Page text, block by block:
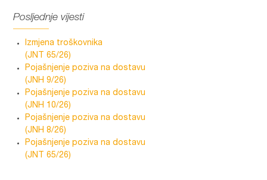
Posljednje vijesti
Izmjena troškovnika
(JNT 65/26)
Pojašnjenje poziva na dostavu
(JNH 9/26)
Pojašnjenje poziva na dostavu
(JNH 10/26)
Pojašnjenje poziva na dostavu
(JNH 8/26)
Pojašnjenje poziva na dostavu
(JNT 65/26)